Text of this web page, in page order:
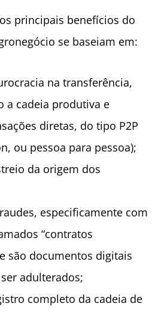
principais benefícios do
se baseiam em:
na transferência,
a cadeia produtiva e
diretas, do tipo P2P
ou pessoa para pessoa);
da origem dos
especificamente com
“contratos
são documentos digitais
adulterados;
completo da cadeia de